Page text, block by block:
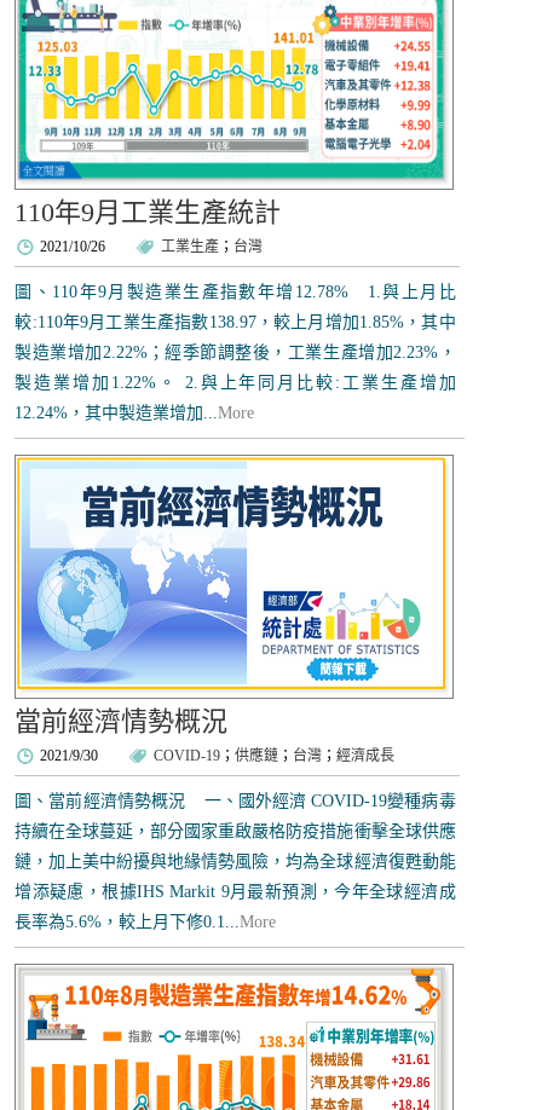
110年9月工業生產統計
2021/10/26 工業生產 ； 台灣
圖、110年9月製造業生產指數年增12.78% 1.與上月比
較:110年9月工業生產指數138.97，較上月增加1.85%，其中
製造業增加2.22%；經季節調整後，工業生產增加2.23%，
製造業增加1.22%。 2.與上年同月比較:工業生產增加
12.24%，其中製造業增加...More
當前經濟情勢概況
2021/9/30 COVID-19 ；供應鏈 ； 台灣 ；經濟成長
圖、當前經濟情勢概況 一、國外經濟 COVID-19變種病毒
持續在全球蔓延，部分國家重啟嚴格防疫措施衝擊全球供應
鏈，加上美中紛擾與地緣情勢風險，均為全球經濟復甦動能
增添疑慮，根據IHS Markit 9月最新預測，今年全球經濟成
長率為5.6%，較上月下修0.1...More